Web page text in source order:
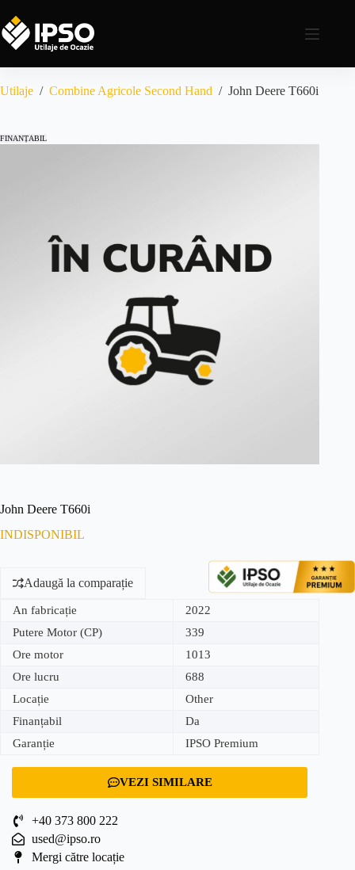
Utilaje / Combine Agricole Second Hand / John Deere T660i
FINANȚABIL
John Deere T660i
INDISPONIBIL
Adaugă la comparație
An fabricație
2022
Putere Motor (CP)
339
Ore motor
1013
Ore lucru
688
Locație
Other
Finanțabil
Da
Garanție
IPSO Premium
VEZI SIMILARE
+40 373 800 222
used@ipso.ro
Mergi către locație